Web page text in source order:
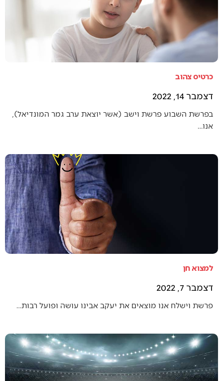
כרטיס צהוב
דצמבר 14, 2022
בפרשת השבוע פרשת וישב (אשר יוצאת ערב גמר המונדיאל),
אנו…
למצוא חן
דצמבר 7, 2022
פרשת וישלח אנו מוצאים את יעקב אבינו עושה ופועל רבות…